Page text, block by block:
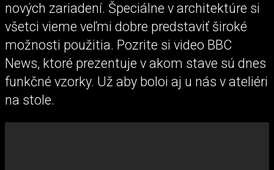
nových zariadení. Špeciálne v architektúre si
všetci vieme veľmi dobre predstaviť široké
možnosti použitia. Pozrite si video BBC
News, ktoré prezentuje v akom stave sú dnes
funkčné vzorky. Už aby boloi aj u nás v ateliéri
na stole.